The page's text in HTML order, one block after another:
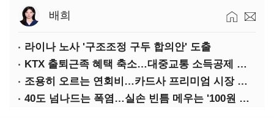
배희
라이나 노사 '구조조정 구두 합의안' 도출
KTX 출퇴근족 혜택 축소…대중교통 소득공제 개편
조용히 오르는 연회비…카드사 프리미엄 시장 정조준
40도 넘나드는 폭염…실손 빈틈 메우는 '100원 미니보험'